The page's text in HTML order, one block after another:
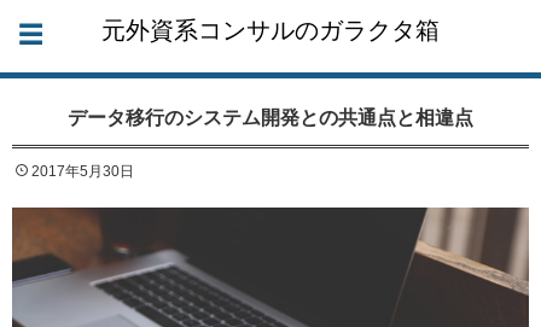
元外資系コンサルのガラクタ箱
データ移行のシステム開発との共通点と相違点
2017年5月30日